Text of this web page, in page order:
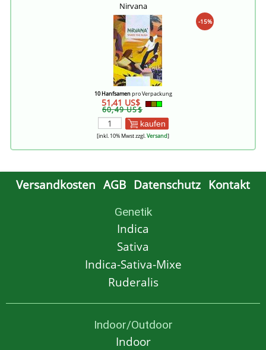
Nirvana
-15%
10 Hanfsamenpro Verpackung
51,41 US$
60,49 US$
kaufen
[inkl. 10% Mwst zzgl.Versand]
Versandkosten AGB Datenschutz Kontakt
Genetik
Indica
Sativa
Indica-Sativa-Mixe
Ruderalis
Indoor/Outdoor
Indoor